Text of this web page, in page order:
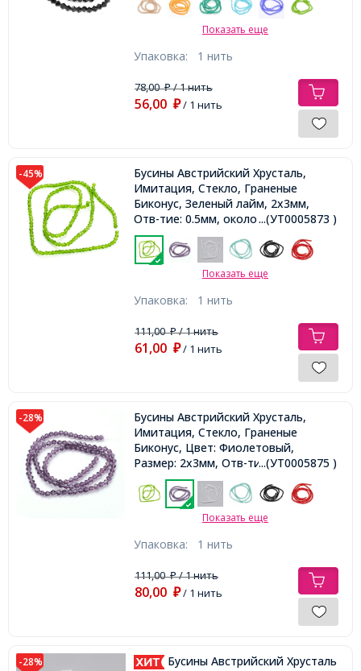
Показать еще
Упаковка: 1 нить
78,00₽/ 1 нить
56,00 ₽/ 1 нить
-45%
Бусины Австрийский Хрусталь,
Имитация, Стекло, Граненые
Биконус, Зеленый лайм, 2х3мм,
Отв-тие: 0.5мм, около 190шт/40см/
нить
...(УТ0005873 )
Показать еще
Упаковка: 1 нить
111,00₽/ 1 нить
61,00 ₽/ 1 нить
-28%
Бусины Австрийский Хрусталь,
Имитация, Стекло, Граненые
Биконус, Цвет: Фиолетовый,
Размер: 2х3мм, Отв-тие: 0.5мм,
около 190шт/40см/нить,
...(УТ0005875 )
Показать еще
Упаковка: 1 нить
111,00₽/ 1 нить
80,00 ₽/ 1 нить
-28%
Бусины Австрийский Хрусталь